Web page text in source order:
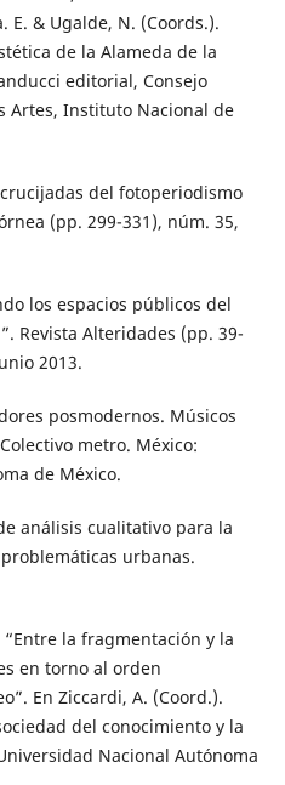
E. & Ugalde, N. (Coords.).
de la Alameda de la
editorial, Consejo
Artes, Instituto Nacional de
del fotoperiodismo
(pp. 299-331), núm. 35,
los espacios públicos del
Revista Alteridades (pp. 39-
2013.
posmodernos. Músicos
metro. México:
de México.
análisis cualitativo para la
urbanas.
“Entre la fragmentación y la
en torno al orden
En Ziccardi, A. (Coord.).
del conocimiento y la
Nacional Autónoma